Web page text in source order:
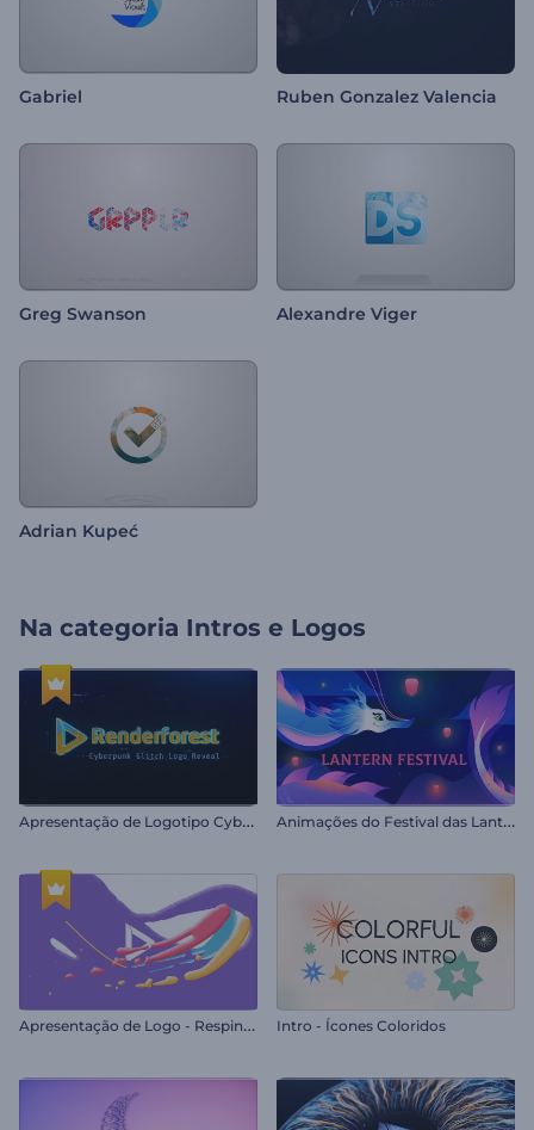
Gabriel Ruben Gonzalez Valencia
Greg Swanson Alexandre Viger
Adrian Kupeć
Na categoria Intros e Logos
A
presentação de Logotipo Cyberpunk Glitch A
nimações do Festival das Lanternas
A
presentação de Logo - Respingos Coloridos Intro - Ícones Coloridos